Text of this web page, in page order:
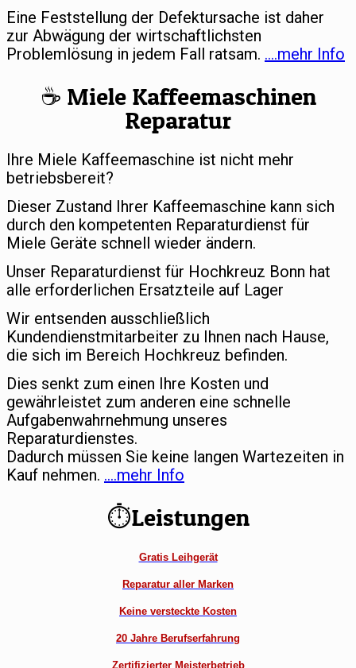
Eine Feststellung der Defektursache ist daher
zur Abwägung der wirtschaftlichsten
Problemlösung in jedem Fall ratsam. ….mehr Info
☕️ Miele Kaffeemaschinen
Reparatur
Ihre Miele Kaffeemaschine ist nicht mehr
betriebsbereit?
Dieser Zustand Ihrer Kaffeemaschine kann sich
durch den kompetenten Reparaturdienst für
Miele Geräte schnell wieder ändern.
Unser Reparaturdienst für Hochkreuz Bonn hat
alle erforderlichen Ersatzteile auf Lager
Wir entsenden ausschließlich
Kundendienstmitarbeiter zu Ihnen nach Hause,
die sich im Bereich Hochkreuz befinden.
Dies senkt zum einen Ihre Kosten und
gewährleistet zum anderen eine schnelle
Aufgabenwahrnehmung unseres
Reparaturdienstes.
Dadurch müssen Sie keine langen Wartezeiten in
Kauf nehmen. ….mehr Info
⏱Leistungen
Gratis Leihgerät
Reparatur aller Marken
Keine versteckte Kosten
20 Jahre Berufserfahrung
Zertifizierter Meisterbetrieb